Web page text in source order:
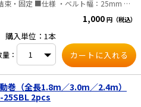
様 ・ベルト幅：25mm ・
（1220kg） ・バックルの種類：ラチ
：ブルー ・材質：ベルト（ポリエステ
1,000 円（税込）
購入単位：1本
：
巻（全長1.8m／3.0m／2.4m）
25SBL 2pcs